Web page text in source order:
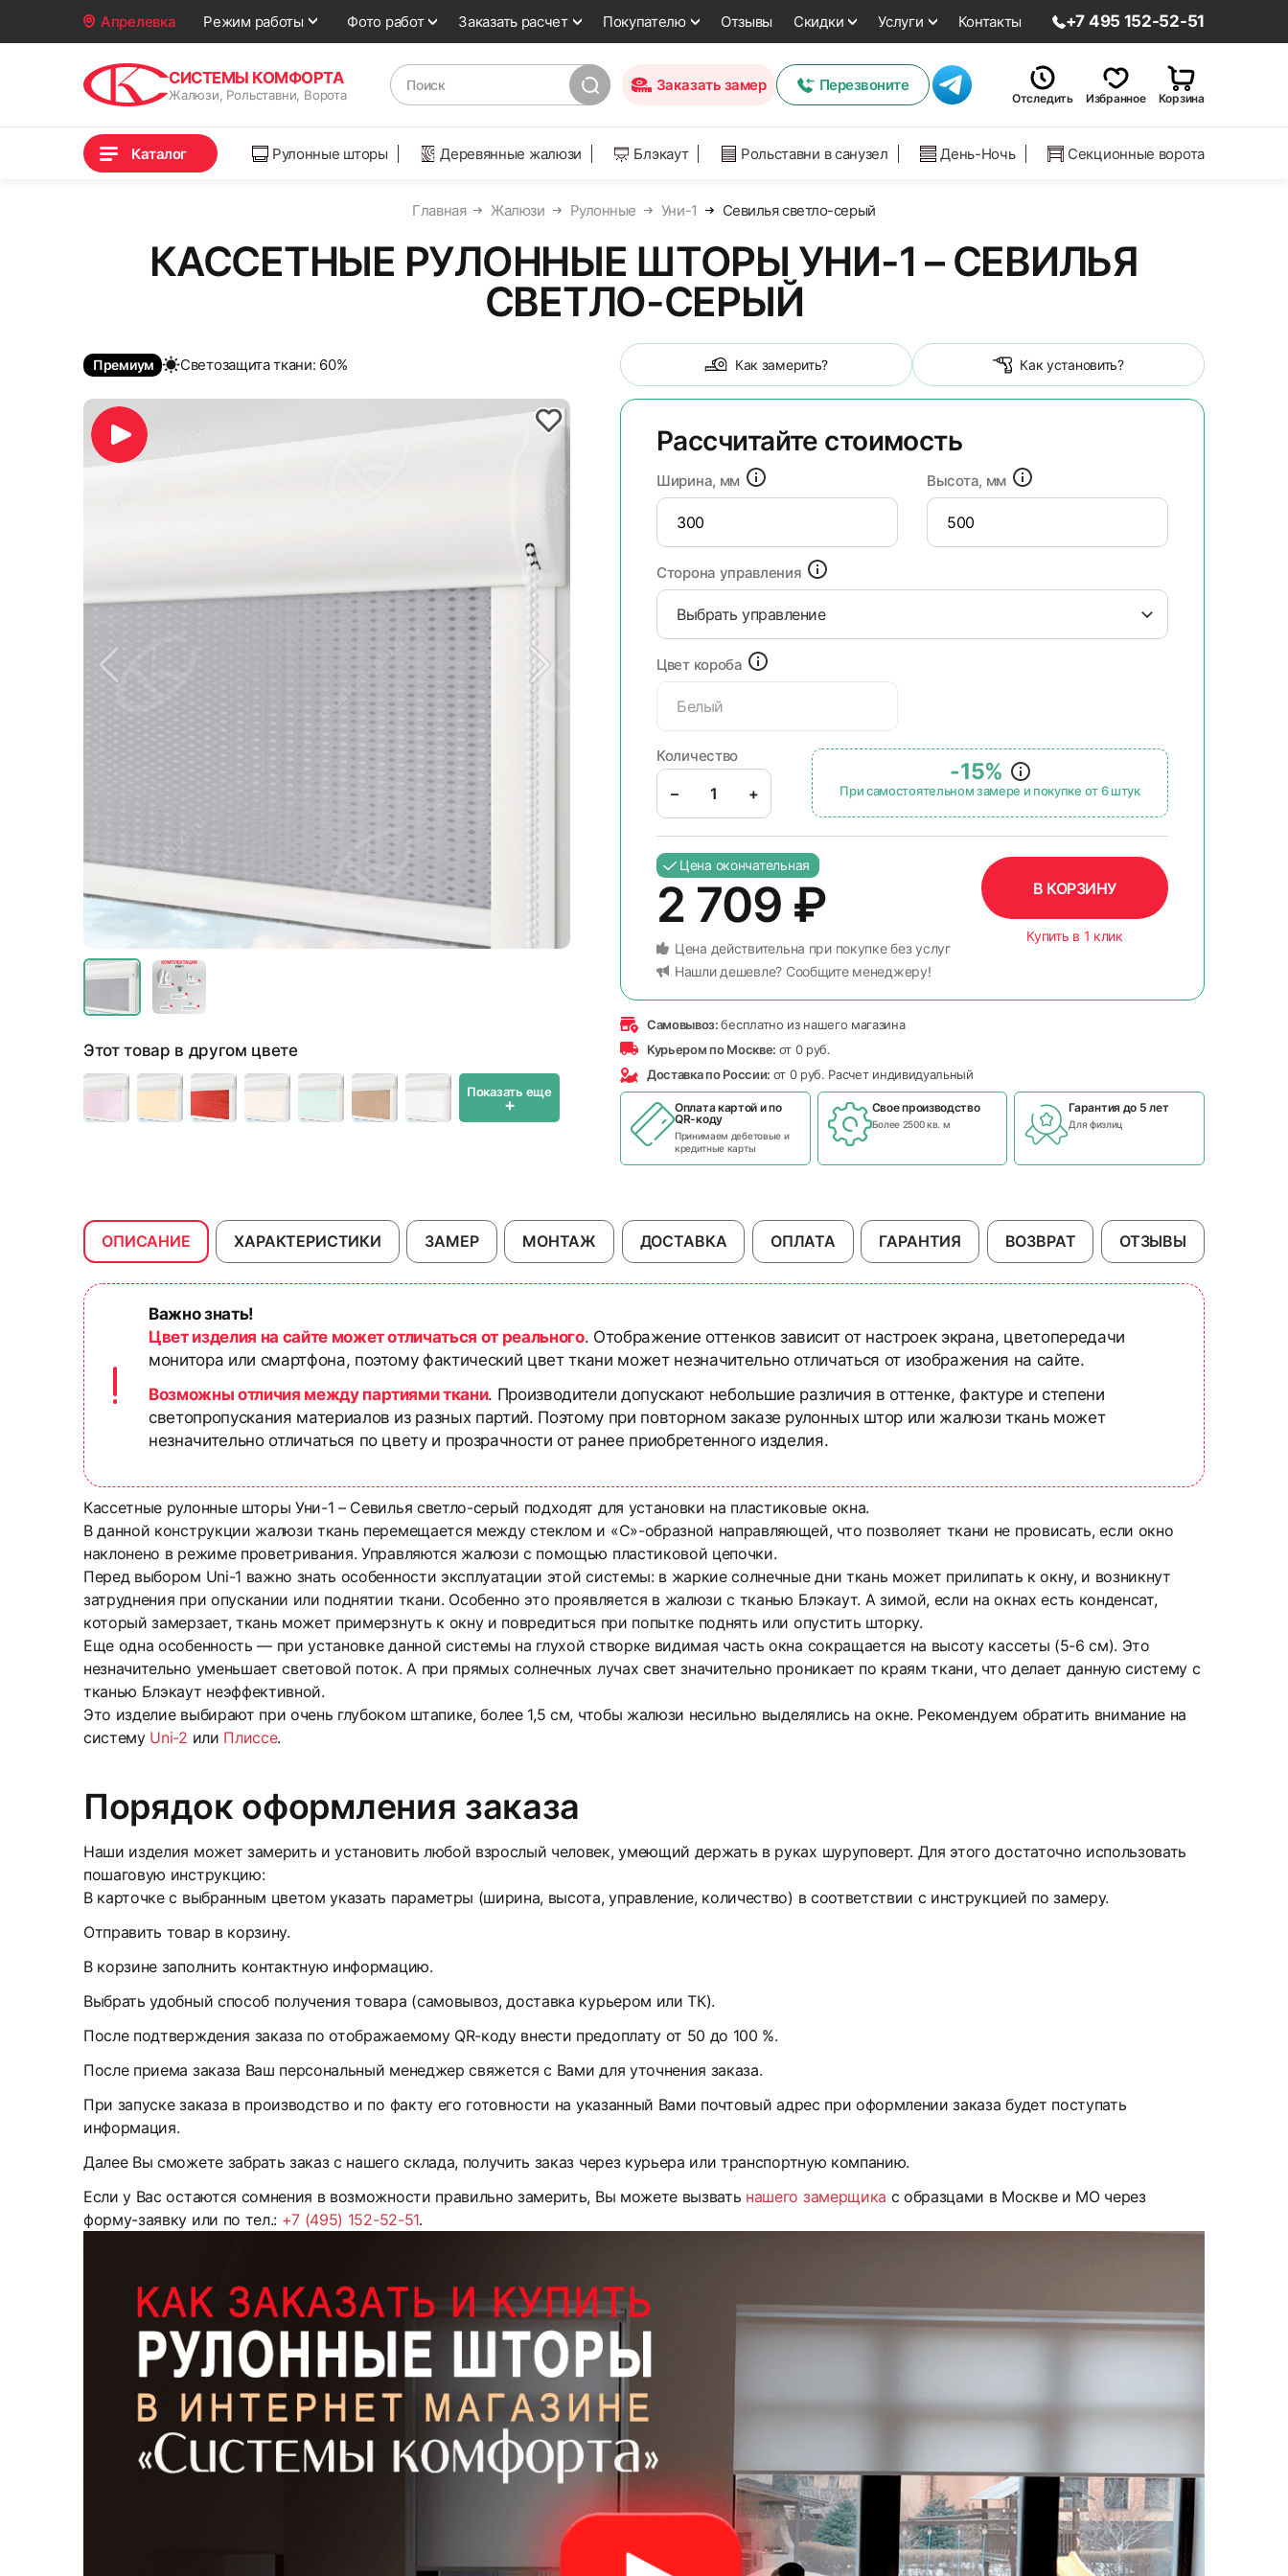
Апрелевка Режим работы Фото работ Заказать расчет Покупателю Отзывы Скидки Услуги Контакты +7 495 152-52-51
СИСТЕМЫ КОМФОРТА
Жалюзи, Рольставни, Ворота
Заказать замер Перезвоните
Отследить Избранное Корзина
Каталог Рулонные шторы Деревянные жалюзи Блэкаут Рольставни в санузел День-Ночь Секционные ворота
Главная Жалюзи Рулонные Уни-1 Севилья светло-серый
КАССЕТНЫЕ РУЛОННЫЕ ШТОРЫ УНИ-1 – СЕВИЛЬЯ
СВЕТЛО-СЕРЫЙ
Премиум Cветозащита ткани: 60% Как замерить? Как установить?
Этот товар в другом цвете
Показать еще
+
Рассчитайте стоимость
Ширина, мм Высота, мм
Сторона управления
Выбрать управление
Цвет короба
Белый
Количество
– +
-15%
При самостоятельном замере и покупке от 6 штук
Цена окончательная
2 709 ₽
Цена действительна при покупке без услуг
Нашли дешевле? Сообщите менеджеру!
В КОРЗИНУ
Купить в 1 клик
Самовывоз:бесплатно из нашего магазина
Курьером по Москве: от 0 руб.
Доставка по России: от 0 руб. Расчет индивидуальный
Оплата картой и по
QR-коду
Принимаем дебетовые и
кредитные карты
Свое производство
Более 2500 кв. м
Гарантия до 5 лет
Для физлиц
ОПИСАНИЕ ХАРАКТЕРИСТИКИ ЗАМЕР МОНТАЖ ДОСТАВКА ОПЛАТА ГАРАНТИЯ ВОЗВРАТ ОТЗЫВЫ
Важно знать!
Цвет изделия на сайте может отличаться от реального. Отображение оттенков зависит от настроек экрана, цветопередачи
монитора или смартфона, поэтому фактический цвет ткани может незначительно отличаться от изображения на сайте.
Возможны отличия между партиями ткани. Производители допускают небольшие различия в оттенке, фактуре и степени
светопропускания материалов из разных партий. Поэтому при повторном заказе рулонных штор или жалюзи ткань может
незначительно отличаться по цвету и прозрачности от ранее приобретенного изделия.
Кассетные рулонные шторы Уни-1 – Севилья светло-серый подходят для установки на пластиковые окна.
В данной конструкции жалюзи ткань перемещается между стеклом и «С»-образной направляющей, что позволяет ткани не провисать, если окно
наклонено в режиме проветривания. Управляются жалюзи с помощью пластиковой цепочки.
Перед выбором Uni-1 важно знать особенности эксплуатации этой системы: в жаркие солнечные дни ткань может прилипать к окну, и возникнут
затруднения при опускании или поднятии ткани. Особенно это проявляется в жалюзи с тканью Блэкаут. А зимой, если на окнах есть конденсат,
который замерзает, ткань может примерзнуть к окну и повредиться при попытке поднять или опустить шторку.
Еще одна особенность — при установке данной системы на глухой створке видимая часть окна сокращается на высоту кассеты (5-6 см). Это
незначительно уменьшает световой поток. А при прямых солнечных лучах свет значительно проникает по краям ткани, что делает данную систему с
тканью Блэкаут неэффективной.
Это изделие выбирают при очень глубоком штапике, более 1,5 см, чтобы жалюзи несильно выделялись на окне. Рекомендуем обратить внимание на
систему Uni-2 или Плиссе.
Порядок оформления заказа
Наши изделия может замерить и установить любой взрослый человек, умеющий держать в руках шуруповерт. Для этого достаточно использовать
пошаговую инструкцию:
В карточке с выбранным цветом указать параметры (ширина, высота, управление, количество) в соответствии с инструкцией по замеру.
Отправить товар в корзину.
В корзине заполнить контактную информацию.
Выбрать удобный способ получения товара (самовывоз, доставка курьером или ТК).
После подтверждения заказа по отображаемому QR-коду внести предоплату от 50 до 100 %.
После приема заказа Ваш персональный менеджер свяжется с Вами для уточнения заказа.
При запуске заказа в производство и по факту его готовности на указанный Вами почтовый адрес при оформлении заказа будет поступать
информация.
Далее Вы сможете забрать заказ с нашего склада, получить заказ через курьера или транспортную компанию.
Если у Вас остаются сомнения в возможности правильно замерить, Вы можете вызвать нашего замерщика с образцами в Москве и МО через
форму-заявку или по тел.: +7 (495) 152-52-51.